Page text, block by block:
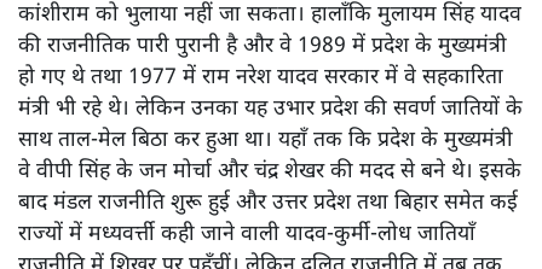
कांशीराम को भुलाया नहीं जा सकता। हालाँकि मुलायम सिंह यादव
की राजनीतिक पारी पुरानी है और वे 1989 में प्रदेश के मुख्यमंत्री
हो गए थे तथा 1977 में राम नरेश यादव सरकार में वे सहकारिता
मंत्री भी रहे थे। लेकिन उनका यह उभार प्रदेश की सवर्ण जातियों के
साथ ताल-मेल बिठा कर हुआ था। यहाँ तक कि प्रदेश के मुख्यमंत्री
वे वीपी सिंह के जन मोर्चा और चंद्र शेखर की मदद से बने थे। इसके
बाद मंडल राजनीति शुरू हुई और उत्तर प्रदेश तथा बिहार समेत कई
राज्यों में मध्यवर्त्ती कही जाने वाली यादव-कुर्मी-लोध जातियाँ